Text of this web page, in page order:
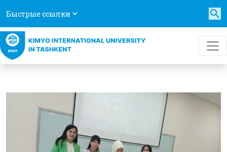
Быстрые ссылки